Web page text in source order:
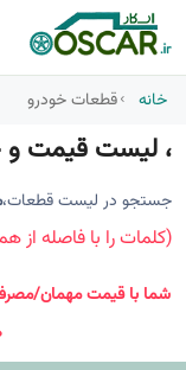
خانه قطعات خودرو
، لیست قیمت و
جستجو در لیست قطعات،
(کلمات را با فاصله از
شما با قیمت مهمان/مصرف